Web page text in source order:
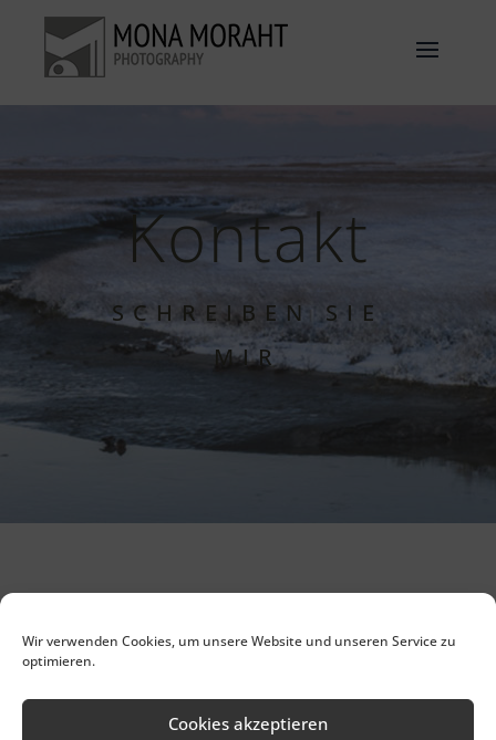
Wir verwenden Cookies, um unsere Website und unseren Service zu
optimieren.
Cookies akzeptieren
Kontakt
SCHREIBEN SIE
MIR
das folgende Kontaktformular
info@mona-moraht-photography.de